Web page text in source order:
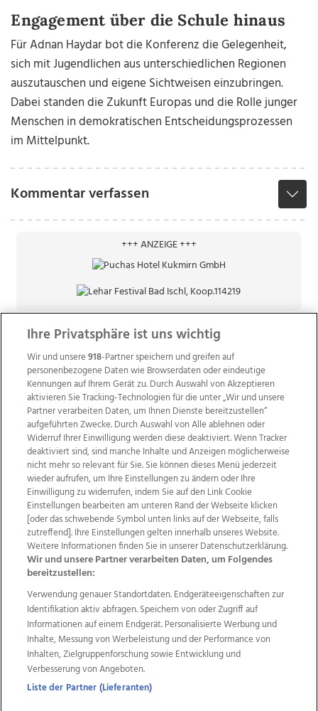
Engagement über die Schule hinaus
Für Adnan Haydar bot die Konferenz die Gelegenheit,
sich mit Jugendlichen aus unterschiedlichen Regionen
auszutauschen und eigene Sichtweisen einzubringen.
Dabei standen die Zukunft Europas und die Rolle junger
Menschen in demokratischen Entscheidungsprozessen
im Mittelpunkt.
Kommentar verfassen
+++ ANZEIGE +++
Wir über uns Mediadaten Kontakt
Jobs
Datenschutz
Impressum
AGB Anzeigekunden
AGB Website
Ehrenkodex Politische Werbung
Weitere Angebote des Medienhauses Wimmer
TV1 di-mog-i.at OÖNow
Ischler Woche
Life Radio
OÖNachrichten
OÖN Immobilien
OÖN Karriere
OÖN Reise
Promenaden Galerien
Regionaljobs
wasistlos.at wirtrauern.at
Ihre Privatsphäre ist uns wichtig
Wir und unsere918-Partner speichern und greifen auf
personenbezogene Daten wie Browserdaten oder eindeutige
Kennungen auf Ihrem Gerät zu. Durch Auswahl von Akzeptieren
aktivieren Sie Tracking-Technologien für die unter „Wir und unsere
Partner verarbeiten Daten, um Ihnen Dienste bereitzustellen“
aufgeführten Zwecke. Durch Auswahl von Alle ablehnen oder
Widerruf Ihrer Einwilligung werden diese deaktiviert. Wenn Tracker
deaktiviert sind, sind manche Inhalte und Anzeigen möglicherweise
nicht mehr so relevant für Sie. Sie können dieses Menü jederzeit
wieder aufrufen, um Ihre Einstellungen zu ändern oder Ihre
Einwilligung zu widerrufen, indem Sie auf den Link Cookie
Einstellungen bearbeiten am unteren Rand der Webseite klicken
[oder das schwebende Symbol unten links auf der Webseite, falls
zutreffend]. Ihre Einstellungen gelten innerhalb unseres Website.
Weitere Informationen finden Sie in unserer Datenschutzerklärung.
Wir und unsere Partner verarbeiten Daten, um Folgendes
bereitzustellen:
Verwendung genauer Standortdaten. Endgeräteeigenschaften zur
Identifikation aktiv abfragen. Speichern von oder Zugriff auf
Informationen auf einem Endgerät. Personalisierte Werbung und
Inhalte, Messung von Werbeleistung und der Performance von
Inhalten, Zielgruppenforschung sowie Entwicklung und
Verbesserung von Angeboten.
Liste der Partner (Lieferanten)